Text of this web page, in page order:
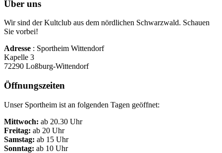
Über uns
Wir sind der Kultclub aus dem nördlichen Schwarzwald. Schauen
Sie vorbei!
Adresse : Sportheim Wittendorf
Kapelle 3
72290 Loßburg-Wittendorf
Öffnungszeiten
Unser Sportheim ist an folgenden Tagen geöffnet:
Mittwoch: ab 20.30 Uhr
Freitag: ab 20 Uhr
Samstag: ab 15 Uhr
Sonntag: ab 10 Uhr